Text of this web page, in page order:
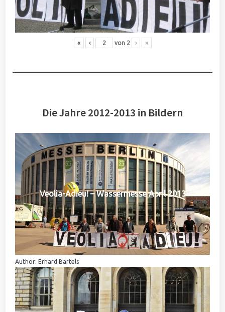
« ‹ von 2 › »
Die Jahre 2012-2013 in Bildern
Veolia-Adieu! – Wassermesse April 2013
Author: Erhard Bartels